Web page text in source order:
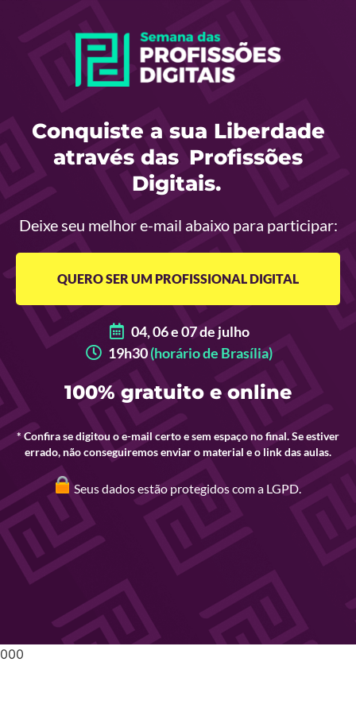
Conquiste a sua Liberdade
através das Profissões
Digitais.
Deixe seu melhor e-mail abaixo para participar:
QUERO SER UM PROFISSIONAL DIGITAL
04, 06 e 07 de julho
19h30(horário de Brasília)
100% gratuito e online
* Confira se digitou o e-mail certo e sem espaço no final. Se estiver
errado, não conseguiremos enviar o material e o link das aulas.
Seus dados estão protegidos com a LGPD.
000